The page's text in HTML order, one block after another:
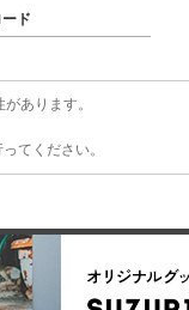
ド
あります。
てください。